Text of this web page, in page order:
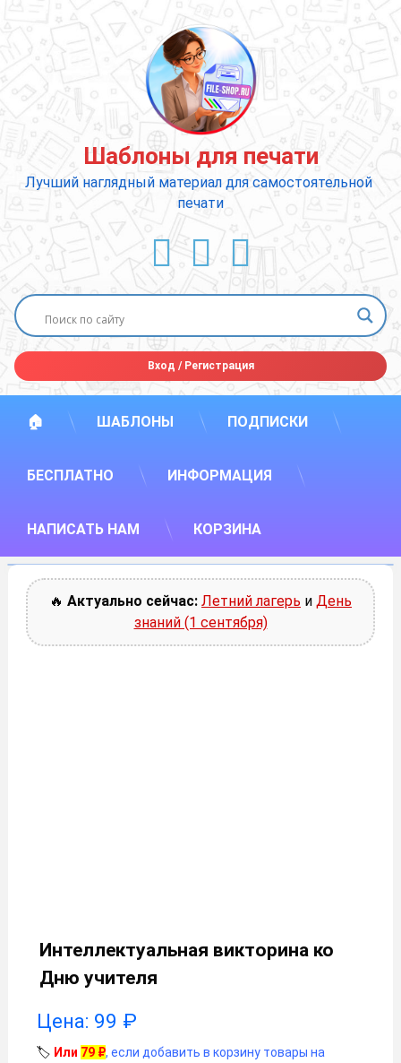
содержимому
Шаблоны для печати
Лучший наглядный материал для самостоятельной
печати
ВКонтакте
YouTube
E-mail
Вход /Регистрация
🏠 ШАБЛОНЫ ПОДПИСКИ
БЕСПЛАТНО ИНФОРМАЦИЯ
НАПИСАТЬ НАМ КОРЗИНА
🔥 Актуально сейчас: Летний лагерь и День
знаний (1 сентября)
Интеллектуальная викторина ко
Дню учителя
Цена: 99 ₽
🏷️ Или 79 ₽, если добавить в корзину товары на